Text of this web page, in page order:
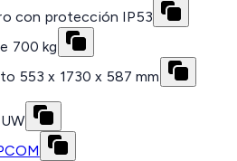
con protección IP53
700 kg
553 x 1730 x 587 mm